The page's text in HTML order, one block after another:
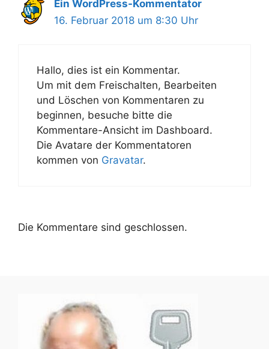
Ein WordPress-Kommentator
16. Februar 2018 um 8:30 Uhr
Hallo, dies ist ein Kommentar.
Um mit dem Freischalten, Bearbeiten
und Löschen von Kommentaren zu
beginnen, besuche bitte die
Kommentare-Ansicht im Dashboard.
Die Avatare der Kommentatoren
kommen von Gravatar.
Die Kommentare sind geschlossen.